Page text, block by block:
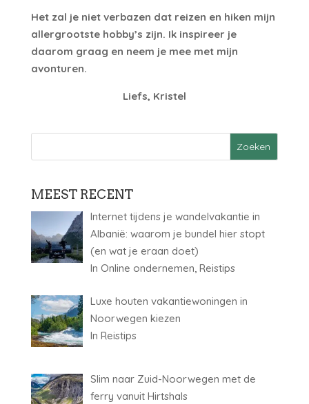
Het zal je niet verbazen dat reizen en hiken mijn
allergrootste hobby’s zijn. Ik inspireer je
daarom graag en neem je mee met mijn
avonturen.
Liefs, Kristel
MEEST RECENT
Internet tijdens je wandelvakantie in
Albanië: waarom je bundel hier stopt
(en wat je eraan doet)
In Online ondernemen, Reistips
Luxe houten vakantiewoningen in
Noorwegen kiezen
In Reistips
Slim naar Zuid-Noorwegen met de
ferry vanuit Hirtshals